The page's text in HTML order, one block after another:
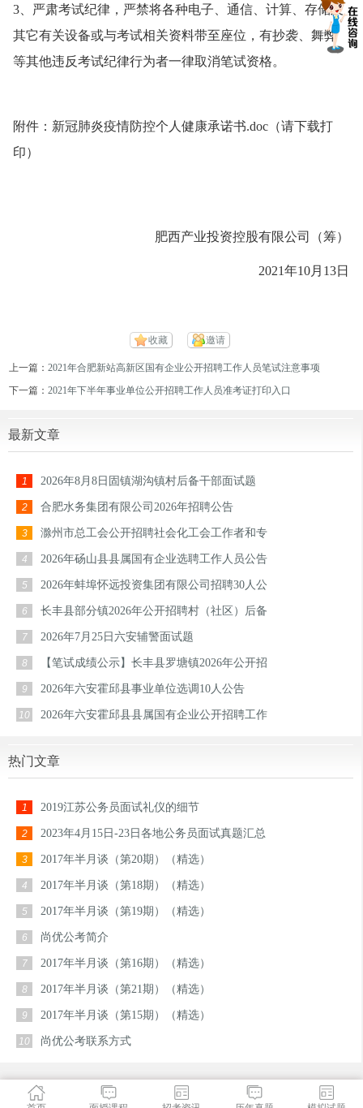
3、严肃考试纪律，严禁将各种电子、通信、计算、存储及
其它有关设备或与考试相关资料带至座位，有抄袭、舞弊
等其他违反考试纪律行为者一律取消笔试资格。
附件： 新冠肺炎疫情防控个人健康承诺书.doc （请下载打
印）
肥西产业投资控股有限公司（筹）
2021年10月13日
收藏 邀请
上一篇：2021年合肥新站高新区国有企业公开招聘工作人员笔试注意事项
下一篇：2021年下半年事业单位公开招聘工作人员准考证打印入口
最新文章
1 2026年8月8日固镇湖沟镇村后备干部面试题
2 合肥水务集团有限公司2026年招聘公告
3 滁州市总工会公开招聘社会化工会工作者和专
4 2026年砀山县县属国有企业选聘工作人员公告
5 2026年蚌埠怀远投资集团有限公司招聘30人公
6 长丰县部分镇2026年公开招聘村（社区）后备
7 2026年7月25日六安辅警面试题
8 【笔试成绩公示】长丰县罗塘镇2026年公开招
9 2026年六安霍邱县事业单位选调10人公告
10 2026年六安霍邱县县属国有企业公开招聘工作
热门文章
1 2019江苏公务员面试礼仪的细节
2 2023年4月15日-23日各地公务员面试真题汇总
3 2017年半月谈（第20期）（精选）
4 2017年半月谈（第18期）（精选）
5 2017年半月谈（第19期）（精选）
6 尚优公考简介
7 2017年半月谈（第16期）（精选）
8 2017年半月谈（第21期）（精选）
9 2017年半月谈（第15期）（精选）
10 尚优公考联系方式